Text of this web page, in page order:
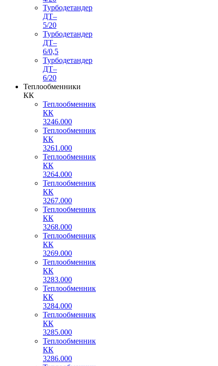
Турбодетандер
ДТ–
5/20
Турбодетандер
ДТ–
6/0,5
Турбодетандер
ДТ–
6/20
Теплообменники
КК
Теплообменник
КК
3246.000
Теплообменник
КК
3261.000
Теплообменник
КК
3264.000
Теплообменник
КК
3267.000
Теплообменник
КК
3268.000
Теплообменник
КК
3269.000
Теплообменник
КК
3283.000
Теплообменник
КК
3284.000
Теплообменник
КК
3285.000
Теплообменник
КК
3286.000